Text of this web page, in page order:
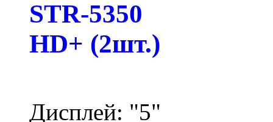
STR-5350
HD+ (2шт.)
Дисплей: "5"